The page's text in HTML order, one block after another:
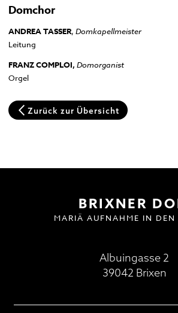
Pfarrkirche und Alter
Multilingual Information
Termine
Domchor
ANDREA TASSER, Domkapellmeister
Leitung
FRANZ COMPLOI, Domorganist
Orgel
Zurück zur Übersicht
BRIXNER
MARIÄ AUFNAHME IN DEN
Albuingasse 2
39042 Brixen